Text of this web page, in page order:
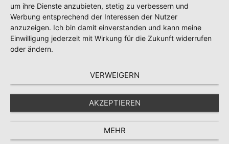
um ihre Dienste anzubieten, stetig zu verbessern und
Werbung entsprechend der Interessen der Nutzer
anzuzeigen. Ich bin damit einverstanden und kann meine
Einwilligung jederzeit mit Wirkung für die Zukunft widerrufen
oder ändern.
VERWEIGERN
AKZEPTIEREN
MEHR